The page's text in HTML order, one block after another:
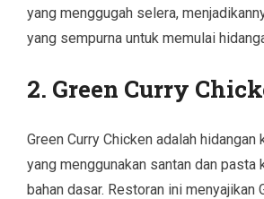
yang menggugah selera,
yang sempurna untuk memulai
2. Green Curry
Green Curry Chicken adalah hidangan
yang menggunakan santan dan pasta
bahan dasar. Restoran ini menyajikan